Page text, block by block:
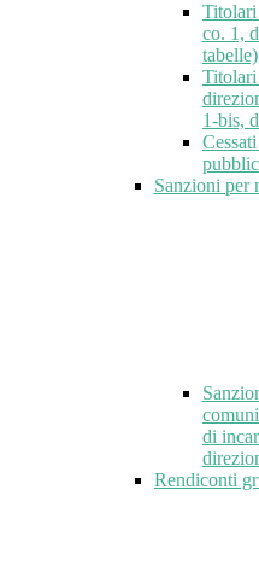
co. 1,
tabelle)
1-bis,
Sanzioni per
di
Rendiconti